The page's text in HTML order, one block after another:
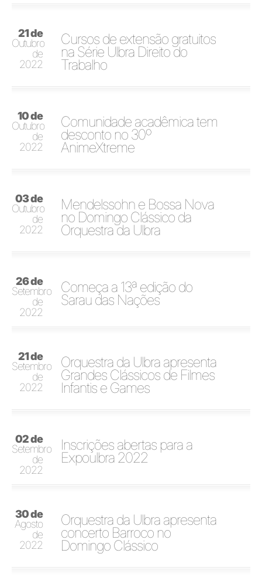
21 de
Outubro
de
2022
Cursos de extensão gratuitos
na Série Ulbra Direito do
Trabalho
10 de
Outubro
de
2022
Comunidade acadêmica tem
desconto no 30º
AnimeXtreme
03 de
Outubro
de
2022
Mendelssohn e Bossa Nova
no Domingo Clássico da
Orquestra da Ulbra
26 de
Setembro
de
2022
Começa a 13ª edição do
Sarau das Nações
21 de
Setembro
de
2022
Orquestra da Ulbra apresenta
Grandes Clássicos de Filmes
Infantis e Games
02 de
Setembro
de
2022
Inscrições abertas para a
Expoulbra 2022
30 de
Agosto
de
2022
Orquestra da Ulbra apresenta
concerto Barroco no
Domingo Clássico